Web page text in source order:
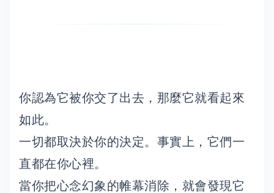
你認為它被你交了出去，那麼它就看起來
如此。
一切都取決於你的決定。事實上，它們一
直都在你心裡。
當你把心念幻象的帷幕消除，就會發現它